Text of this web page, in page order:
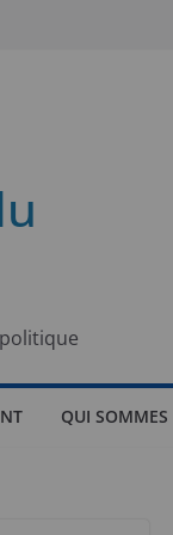
QUI SOMMES